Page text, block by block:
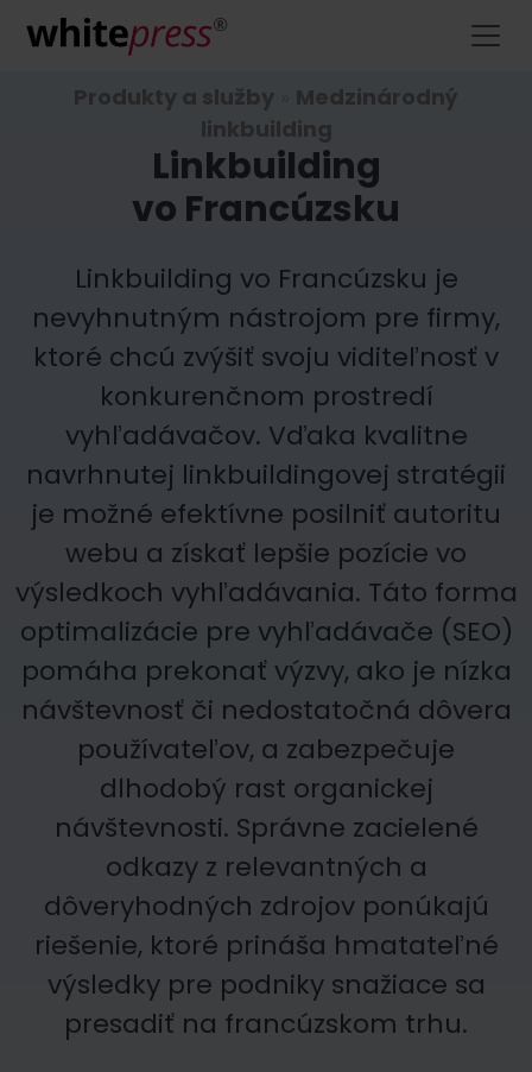
Produkty a služby
Medzinárodný
linkbuilding
Linkbuilding
vo Francúzsku
Linkbuilding vo Francúzsku je
nevyhnutným nástrojom pre firmy,
ktoré chcú zvýšiť svoju viditeľnosť v
konkurenčnom prostredí
vyhľadávačov. Vďaka kvalitne
navrhnutej linkbuildingovej stratégii
je možné efektívne posilniť autoritu
webu a získať lepšie pozície vo
výsledkoch vyhľadávania. Táto forma
optimalizácie pre vyhľadávače (SEO)
pomáha prekonať výzvy, ako je nízka
návštevnosť či nedostatočná dôvera
používateľov, a zabezpečuje
dlhodobý rast organickej
návštevnosti. Správne zacielené
odkazy z relevantných a
dôveryhodných zdrojov ponúkajú
riešenie, ktoré prináša hmatateľné
výsledky pre podniky snažiace sa
presadiť na francúzskom trhu.